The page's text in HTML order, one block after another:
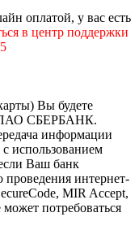
оплатой, у вас есть
в центр поддержки
Вы будете
ПАО СБЕРБАНК.
информации
использованием
Ваш банк
проведения интернет-
MIR Accept,
потребоваться